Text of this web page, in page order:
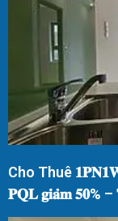
Cho Thuê
𝐏𝐐𝐋 𝐠𝐢𝐚̉𝐦 𝟓𝟎% –